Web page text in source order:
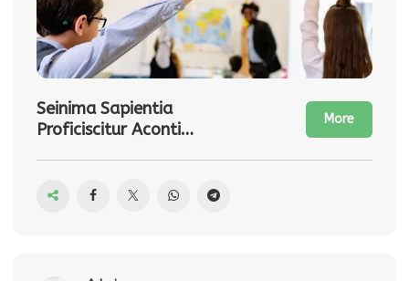
Seinima Sapientia
Proficiscitur Aconti
More